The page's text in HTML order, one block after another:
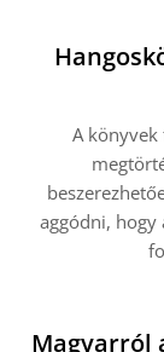
A
aggódni,
Magyarról